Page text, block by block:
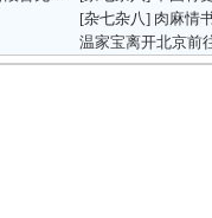
[杂七杂八] 肉麻情
温家宝离开北京前